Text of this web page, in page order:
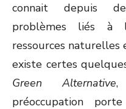
connait depuis
problèmes liés à
ressources naturelles
existe certes
Green Alternative,
préoccupation